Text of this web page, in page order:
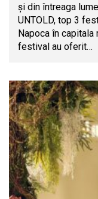
și din întreaga
UNTOLD, top 3
Napoca în
festival au oferit…